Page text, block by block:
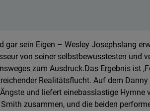
sein Eigen – Wesley Josephslang
von seiner selbstbewusstesten und
zum Ausdruck.Das Ergebnis ist
Realitätsflucht. Auf dem Danny
und liefert einebasslastige Hymne
zusammen, und die beiden